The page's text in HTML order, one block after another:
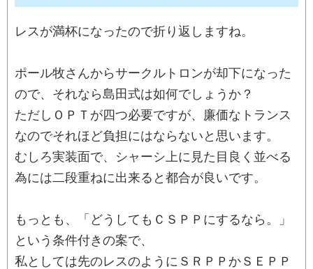
レスが満杯になったので折り返しますね。
ポール牧さんからサークルトロンが却下になった
ので、それなら島田式は如何でしょうか？
ただしＯＰＴが四つ必要ですが、廉価なトランス
なのでそれほど負担にはならないと思います。
むしろ実装面で、シャーシ上に見た目良く並べる
為には二段重ねに出来ると都合が良いです。
もっとも、「どうしてもＣＳＰＰにするなら。」
という条件付きの案で、
私としては先のレスのようにＳＲＰＰかＳＥＰＰ